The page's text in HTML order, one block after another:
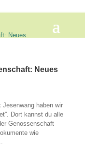
Neues
Jesenwang haben wir
Dort kannst du alle
Genossenschaft
wie